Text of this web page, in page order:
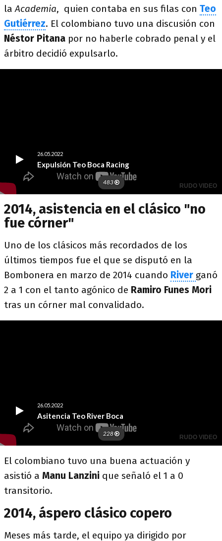
laAcademia, quien contaba en sus filas con Teo
Gutiérrez. El colombiano tuvo una discusión con
Néstor Pitana por no haberle cobrado penal y el
árbitro decidió expulsarlo.
2014, asistencia en el clásico "no
fue córner"
Uno de los clásicos más recordados de los
últimos tiempos fue el que se disputó en la
Bombonera en marzo de 2014 cuando River ganó
2 a 1 con el tanto agónico de Ramiro Funes Mori
tras un córner mal convalidado.
El colombiano tuvo una buena actuación y
asistió a Manu Lanzini que señaló el 1 a 0
transitorio.
2014, áspero clásico copero
Meses más tarde, el equipo ya dirigido por